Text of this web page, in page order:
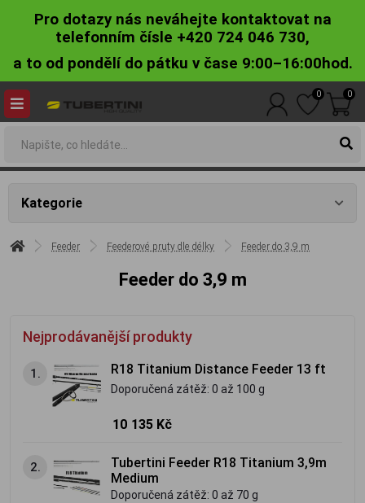
Pro dotazy nás neváhejte kontaktovat na
telefonním čísle +420 724 046 730,
a to od pondělí do pátku v čase 9:00–16:00hod.
0 0
Kategorie
Feeder Feederové pruty dle délky Feeder do 3,9 m
Feeder do 3,9 m
Nejprodávanější produkty
1. R18 Titanium Distance Feeder 13 ft
Doporučená zátěž: 0 až 100 g
10 135 Kč
2.
Tubertini Feeder R18 Titanium 3,9m
Medium
Doporučená zátěž: 0 až 70 g